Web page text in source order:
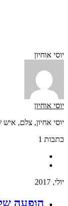
יוסי אוחיון
יוסי אוחיון
יוסי אחיון, צלם, איש
כתבות 1
יולי, 2017
הופעה